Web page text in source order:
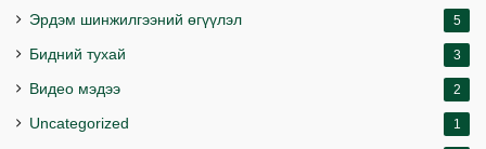
Эрдэм шинжилгээний өгүүлэл 5
Бидний тухай 3
Видео мэдээ 2
Uncategorized 1